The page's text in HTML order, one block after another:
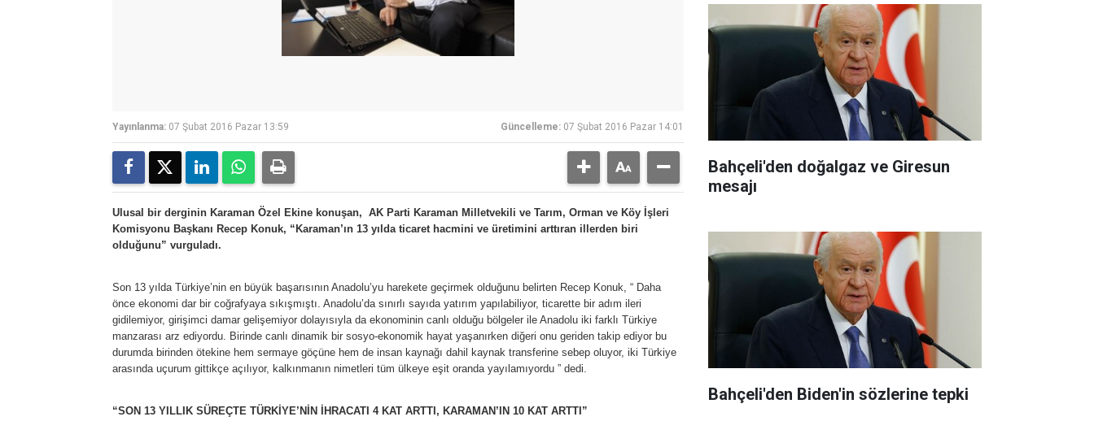
Yayınlanma: 07 Şubat 2016 Pazar 13:59 Güncelleme: 07 Şubat 2016 Pazar 14:01
Ulusal bir derginin Karaman Özel Ekine konuşan, AK Parti Karaman Milletvekili ve Tarım, Orman ve Köy İşleri
Komisyonu Başkanı Recep Konuk, “Karaman’ın 13 yılda ticaret hacmini ve üretimini arttıran illerden biri
olduğunu” vurguladı.
Son 13 yılda Türkiye’nin en büyük başarısının Anadolu’yu harekete geçirmek olduğunu belirten Recep Konuk, “ Daha
önce ekonomi dar bir coğrafyaya sıkışmıştı. Anadolu’da sınırlı sayıda yatırım yapılabiliyor, ticarette bir adım ileri
gidilemiyor, girişimci damar gelişemiyor dolayısıyla da ekonominin canlı olduğu bölgeler ile Anadolu iki farklı Türkiye
manzarası arz ediyordu. Birinde canlı dinamik bir sosyo-ekonomik hayat yaşanırken diğeri onu geriden takip ediyor bu
durumda birinden ötekine hem sermaye göçüne hem de insan kaynağı dahil kaynak transferine sebep oluyor, iki Türkiye
arasında uçurum gittikçe açılıyor, kalkınmanın nimetleri tüm ülkeye eşit oranda yayılamıyordu ” dedi.
“SON 13 YILLIK SÜREÇTE TÜRKİYE’NİN İHRACATI 4 KAT ARTTI, KARAMAN’IN 10 KAT ARTTI”
Bahçeli'den doğalgaz ve Giresun
mesajı
Bahçeli'den Biden'in sözlerine tepki